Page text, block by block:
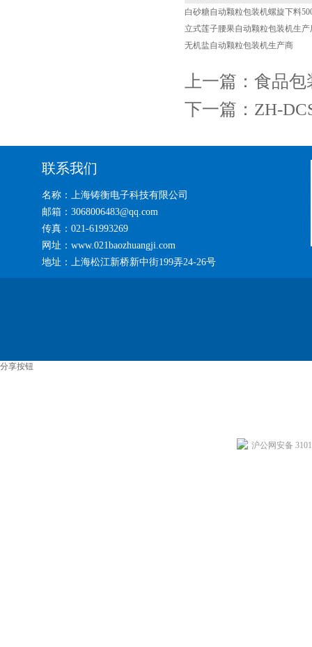
白砂糖自动颗粒包装机螺旋下料
立式莲子腰果自动颗粒包装机生产
无机盐自动颗粒包装机生产商
上一篇： 食品包
下一篇： ZH-
联系我们
名称：上海铸衡电子科技有限公司
邮箱：3068006483@qq.com
传真：021-61993269
网址：www.021baozhuangji.com
地址：上海松江新桥新中街199弄24-26号
分享按钮
沪公网安备